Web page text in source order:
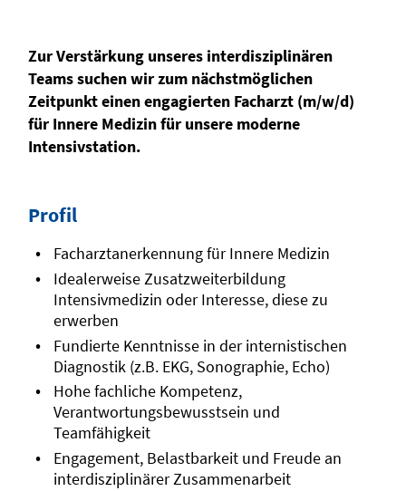
Zur Verstärkung unseres interdisziplinären
Teams suchen wir zum nächstmöglichen
Zeitpunkt einen engagierten Facharzt (m/w/d)
für Innere Medizin für unsere moderne
Intensivstation.
Profil
Facharztanerkennung für Innere Medizin
Idealerweise Zusatzweiterbildung
Intensivmedizin oder Interesse, diese zu
erwerben
Fundierte Kenntnisse in der internistischen
Diagnostik (z.B. EKG, Sonographie, Echo)
Hohe fachliche Kompetenz,
Verantwortungsbewusstsein und
Teamfähigkeit
Engagement, Belastbarkeit und Freude an
interdisziplinärer Zusammenarbeit